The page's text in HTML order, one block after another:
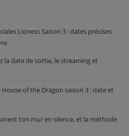
Lioness Saison 3 : dates précises
la date de sortie, le streaming et
House of the Dragon saison 3 : date et
ton mur en silence, et la méthode